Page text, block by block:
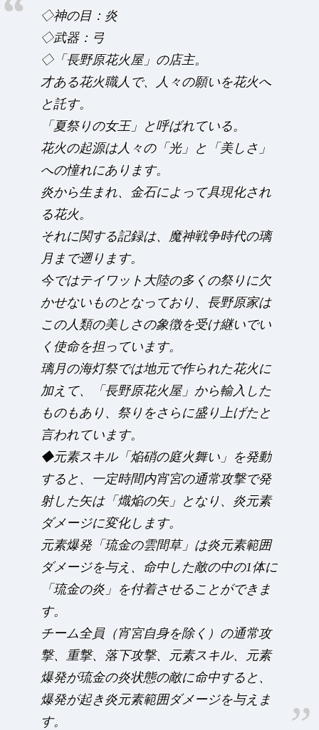
◇神の目：炎
◇武器：弓
◇「長野原花火屋」の店主。
才ある花火職人で、人々の願いを花火へ
と託す。
「夏祭りの女王」と呼ばれている。
花火の起源は人々の「光」と「美しさ」
への憧れにあります。
炎から生まれ、金石によって具現化され
る花火。
それに関する記録は、魔神戦争時代の璃
月まで遡ります。
今ではテイワット大陸の多くの祭りに欠
かせないものとなっており、長野原家は
この人類の美しさの象徴を受け継いでい
く使命を担っています。
璃月の海灯祭では地元で作られた花火に
加えて、「長野原花火屋」から輸入した
ものもあり、祭りをさらに盛り上げたと
言われています。
◆元素スキル「焔硝の庭火舞い」を発動
すると、一定時間内宵宮の通常攻撃で発
射した矢は「熾焔の矢」となり、炎元素
ダメージに変化します。
元素爆発「琉金の雲間草」は炎元素範囲
ダメージを与え、命中した敵の中の1体に
「琉金の炎」を付着させることができま
す。
チーム全員（宵宮自身を除く）の通常攻
撃、重撃、落下攻撃、元素スキル、元素
爆発が琉金の炎状態の敵に命中すると、
爆発が起き炎元素範囲ダメージを与えま
す。